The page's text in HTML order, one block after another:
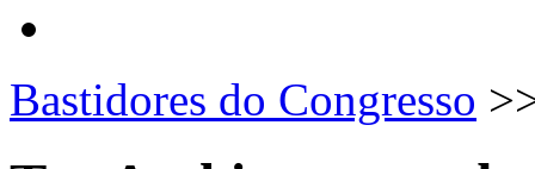
Bastidores do Congresso